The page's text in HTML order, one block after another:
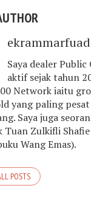
Saya dealer Public
aktif sejak tahun
Network iaitu
yang paling pesat
Saya juga
Tuan Zulkifli Shafie
Wang Emas).
POSTS